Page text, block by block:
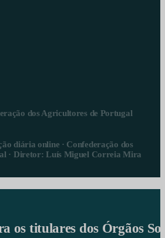
dos Agricultores de Portugal
diária online · Confederação dos
· Diretor: Luís Miguel Correia Mira
os titulares dos Órgãos